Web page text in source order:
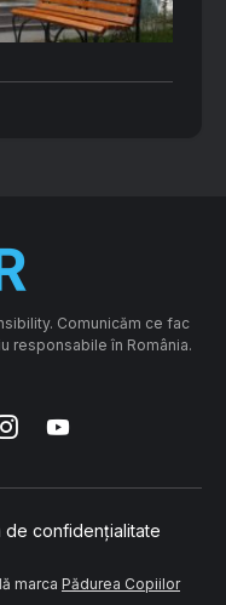
Comunicăm ce fac
responsabile în România.
de confidențialitate
marca Pădurea Copiilor